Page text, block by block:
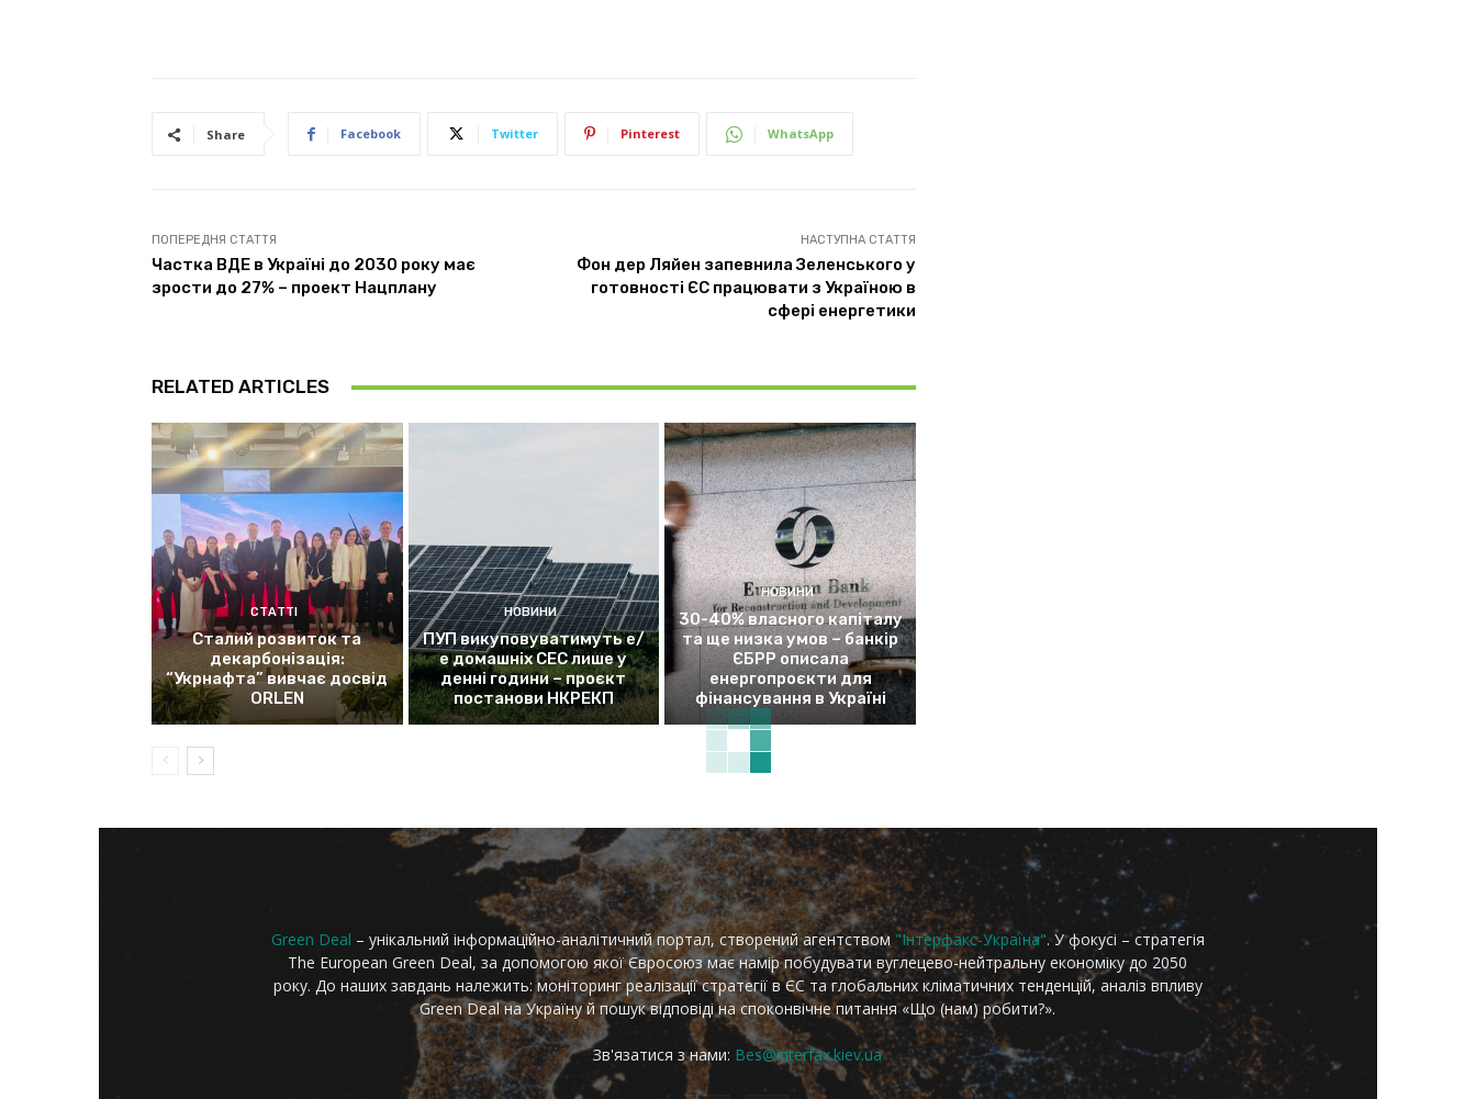
Share Facebook Twitter Pinterest WhatsApp
ПОПЕРЕДНЯ СТАТТЯ
Частка ВДЕ в Україні до 2030 року має
зрости до 27% – проект Нацплану
НАСТУПНА СТАТТЯ
Фон дер Ляйен запевнила Зеленського у
готовності ЄС працювати з Україною в
сфері енергетики
RELATED ARTICLES
СТАТТІ
Сталий розвиток та
декарбонізація:
“Укрнафта” вивчає досвід
ORLEN
НОВИНИ
ПУП викуповуватимуть е/
е домашніх СЕС лише у
денні години – проєкт
постанови НКРЕКП
НОВИНИ
30-40% власного капіталу
та ще низка умов – банкір
ЄБРР описала
енергопроєкти для
фінансування в Україні
Green Deal – унікальний інформаційно-аналітичний портал, створений агентством "Інтерфакс-Україна". У фокусі – стратегія
The European Green Deal, за допомогою якої Євросоюз має намір побудувати вуглецево-нейтральну економіку до 2050
року. До наших завдань належить: моніторинг реалізації стратегії в ЄС та глобальних кліматичних тенденцій, аналіз впливу
Green Deal на Україну й пошук відповіді на споконвічне питання «Що (нам) робити?».
Зв'язатися з нами: Bes@interfax.kiev.ua